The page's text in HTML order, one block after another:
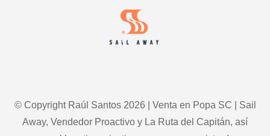
HIPER-
PERSONALIZADO
© Copyright Raúl Santos 2026 | Venta en Popa SC | Sail
Away, Vendedor Proactivo y La Ruta del Capitán, así